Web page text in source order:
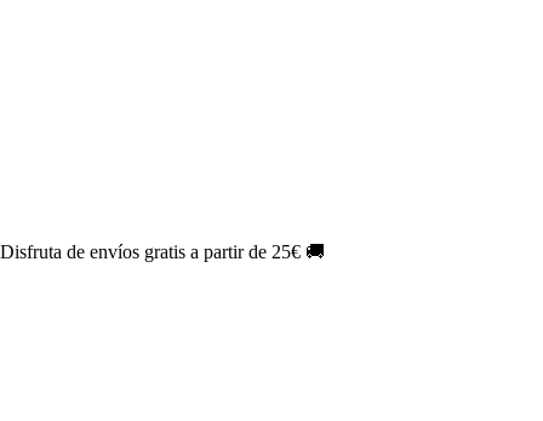
Disfruta de envíos gratis a partir de 25€ 🚚